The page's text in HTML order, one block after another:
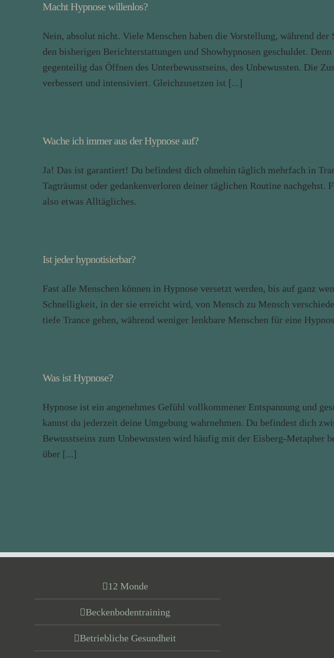
Macht Hypnose willenlos?
Nein, absolut nicht. Viele Menschen haben die Vorstellung, während
den bisherigen Berichterstattungen und Showhypnosen geschuldet.
gegenteilig das Öffnen des Unterbewusstseins, des Unbewussten. Die
verbessert und intensiviert. Gleichzusetzen ist [...]
Wache ich immer aus der Hypnose auf?
Ja! Das ist garantiert! Du befindest dich ohnehin täglich mehrfach in
Tagträumst oder gedankenverloren deiner täglichen Routine nachgehst.
also etwas Alltägliches.
Ist jeder hypnotisierbar?
Fast alle Menschen können in Hypnose versetzt werden, bis auf ganz
Schnelligkeit, in der sie erreicht wird, von Mensch zu Mensch
tiefe Trance gehen, während weniger lenkbare Menschen für eine
Was ist Hypnose?
Hypnose ist ein angenehmes Gefühl vollkommener Entspannung und
kannst du jederzeit deine Umgebung wahrnehmen. Du befindest dich
Bewusstseins zum Unbewussten wird häufig mit der Eisberg-Metapher
über [...]
12 Monde
Beckenbodentraining
Betriebliche Gesundheit